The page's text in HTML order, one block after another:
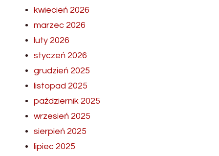
kwiecień 2026
marzec 2026
luty 2026
styczeń 2026
grudzień 2025
listopad 2025
październik 2025
wrzesień 2025
sierpień 2025
lipiec 2025